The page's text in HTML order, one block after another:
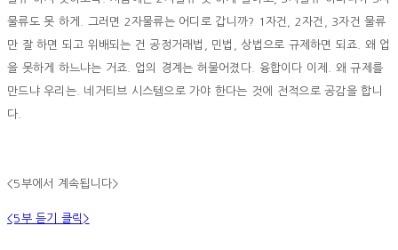
물류도 못 하게. 그러면 2자물류는 어디로 갑니까? 1자건, 2자건, 3자건 물류
만 잘 하면 되고 위배되는 건 공정거래법, 민법, 상법으로 규제하면 되죠. 왜 업
을 못하게 하느냐는 거죠. 업의 경계는 허물어졌다. 융합이다 이제. 왜 규제를
만드냐 우리는. 네거티브 시스템으로 가야 한다는 것에 전적으로 공감을 합니
다.
<5부에서 계속됩니다>
<5부 듣기 클릭>